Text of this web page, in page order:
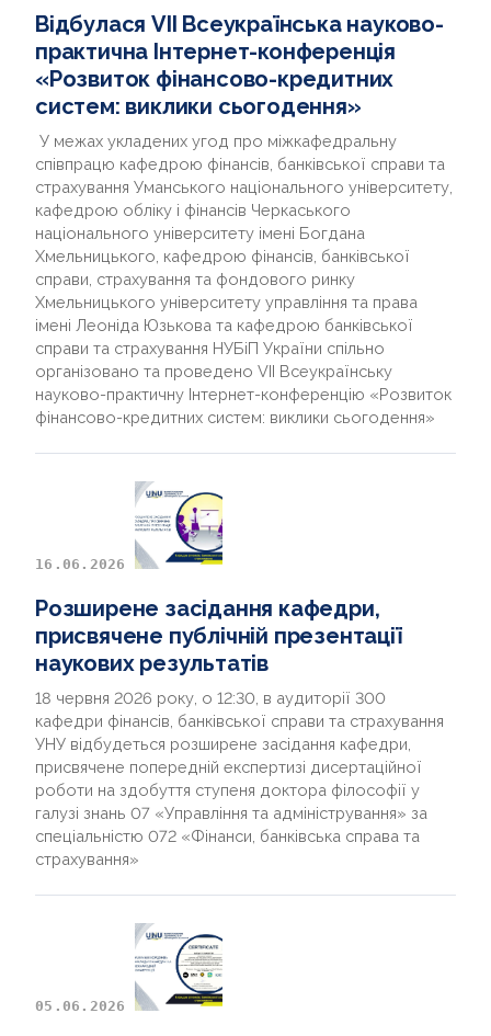
Відбулася VIІ Всеукраїнська науково-
практична Інтернет-конференція
«Розвиток фінансово-кредитних
систем: виклики сьогодення»
У межах укладених угод про міжкафедральну
співпрацю кафедрою фінансів, банківської справи та
страхування Уманського національного університету,
кафедрою обліку і фінансів Черкаського
національного університету імені Богдана
Хмельницького, кафедрою фінансів, банківської
справи, страхування та фондового ринку
Хмельницького університету управління та права
імені Леоніда Юзькова та кафедрою банківської
справи та страхування НУБіП України спільно
організовано та проведено VIІ Всеукраїнську
науково-практичну Інтернет-конференцію «Розвиток
фінансово-кредитних систем: виклики сьогодення»
16.06.2026
Розширене засідання кафедри,
присвячене публічній презентації
наукових результатів
18 червня 2026 року, о 12:30, в аудиторії 300
кафедри фінансів, банківської справи та страхування
УНУ відбудеться розширене засідання кафедри,
присвячене попередній експертизі дисертаційної
роботи на здобуття ступеня доктора філософії у
галузі знань 07 «Управління та адміністрування» за
спеціальністю 072 «Фінанси, банківська справа та
страхування»
05.06.2026